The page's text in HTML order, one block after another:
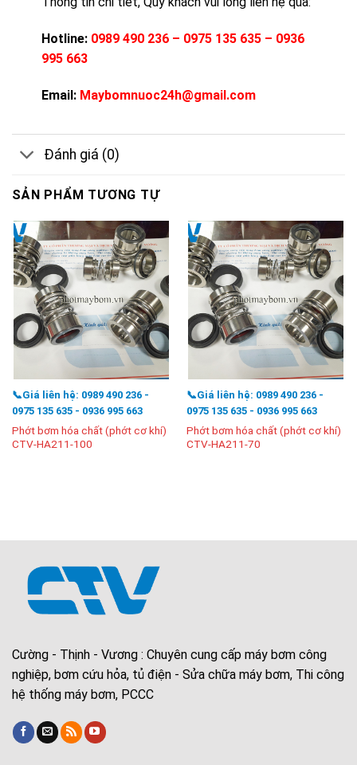
Hotline: 0989 490 236 – 0975 135 635 – 0936
995 663
Email: Maybomnuoc24h@gmail.com
Đánh giá (0)
SẢN PHẨM TƯƠNG TỰ
📞Giá liên hệ: 0989 490 236 -
0975 135 635 - 0936 995 663
Phớt bơm hóa chất (phớt cơ khí)
CTV-HA211-100
📞Giá liên hệ: 0989 490 236 -
0975 135 635 - 0936 995 663
Phớt bơm hóa chất (phớt cơ khí)
CTV-HA211-70
Cường - Thịnh - Vương : Chuyên cung cấp máy bơm công
nghiệp, bơm cứu hỏa, tủ điện - Sửa chữa máy bơm, Thi công
hệ thống máy bơm, PCCC